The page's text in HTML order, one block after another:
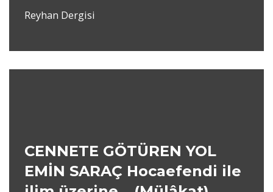
Reyhan Dergisi
CENNETE GÖTÜREN YOL
EMİN SARAÇ Hocaefendi ile